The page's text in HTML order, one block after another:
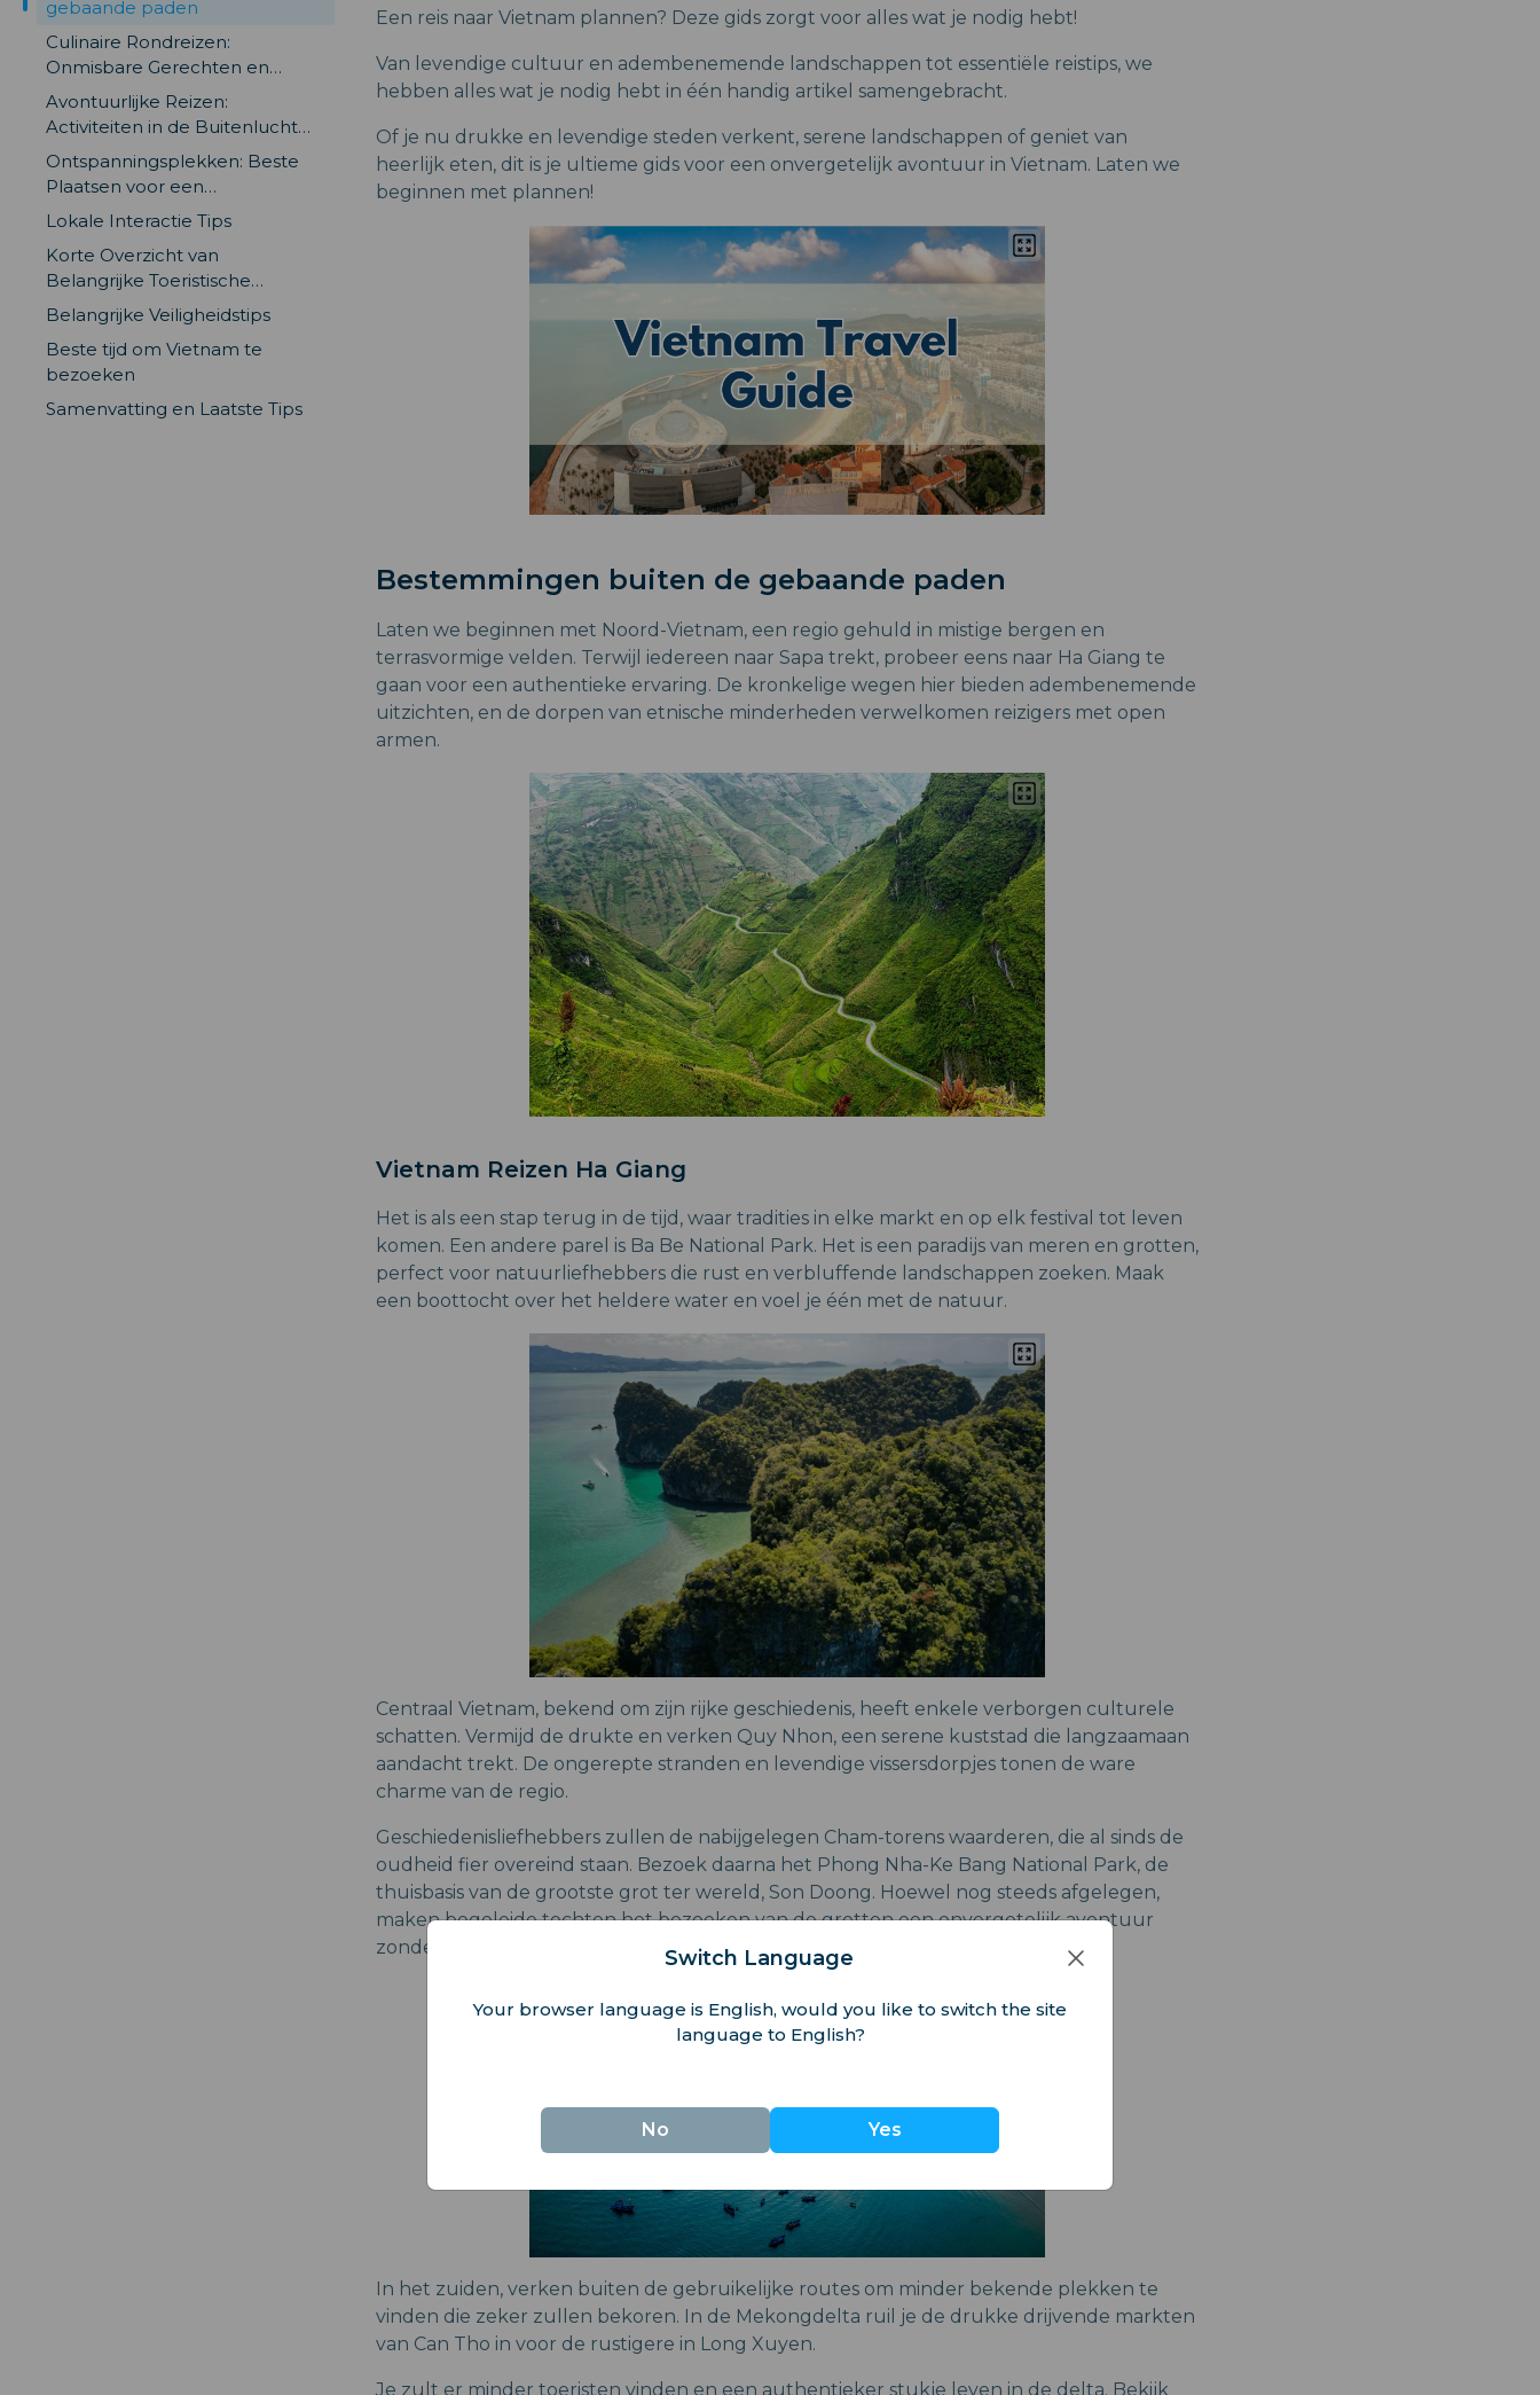
gebaande paden
Culinaire Rondreizen:
Onmisbare Gerechten en
Locaties
Avontuurlijke Reizen:
Activiteiten in de Buitenlucht
zoals Wandelen en Fietsen
Ontspanningsplekken: Beste
Plaatsen voor een
Rustgevende Ervaring
Lokale Interactie Tips
Korte Overzicht van
Belangrijke Toeristische
Attracties
Belangrijke Veiligheidstips
Beste tijd om Vietnam te
bezoeken
Samenvatting en Laatste Tips
Een reis naar Vietnam plannen? Deze gids zorgt voor alles wat je nodig hebt!
Van levendige cultuur en adembenemende landschappen tot essentiële reistips, we
hebben alles wat je nodig hebt in één handig artikel samengebracht.
Of je nu drukke en levendige steden verkent, serene landschappen of geniet van
heerlijk eten, dit is je ultieme gids voor een onvergetelijk avontuur in Vietnam. Laten we
beginnen met plannen!
Bestemmingen buiten de gebaande paden
Laten we beginnen met Noord-Vietnam, een regio gehuld in mistige bergen en
terrasvormige velden. Terwijl iedereen naar Sapa trekt, probeer eens naar Ha Giang te
gaan voor een authentieke ervaring. De kronkelige wegen hier bieden adembenemende
uitzichten, en de dorpen van etnische minderheden verwelkomen reizigers met open
armen.
Vietnam Reizen Ha Giang
Het is als een stap terug in de tijd, waar tradities in elke markt en op elk festival tot leven
komen. Een andere parel is Ba Be National Park. Het is een paradijs van meren en grotten,
perfect voor natuurliefhebbers die rust en verbluffende landschappen zoeken. Maak
een boottocht over het heldere water en voel je één met de natuur.
Centraal Vietnam, bekend om zijn rijke geschiedenis, heeft enkele verborgen culturele
schatten. Vermijd de drukte en verken Quy Nhon, een serene kuststad die langzaamaan
aandacht trekt. De ongerepte stranden en levendige vissersdorpjes tonen de ware
charme van de regio.
Geschiedenisliefhebbers zullen de nabijgelegen Cham-torens waarderen, die al sinds de
oudheid fier overeind staan. Bezoek daarna het Phong Nha-Ke Bang National Park, de
thuisbasis van de grootste grot ter wereld, Son Doong. Hoewel nog steeds afgelegen,
maken begeleide tochten het bezoeken van de grotten een onvergetelijk avontuur
zonder de toeristische drukte.
In het zuiden, verken buiten de gebruikelijke routes om minder bekende plekken te
vinden die zeker zullen bekoren. In de Mekongdelta ruil je de drukke drijvende markten
van Can Tho in voor de rustigere in Long Xuyen.
Je zult er minder toeristen vinden en een authentieker stukje leven in de delta. Bekijk
Switch Language
Your browser language is English, would you like to switch the site
language to English?
No Yes